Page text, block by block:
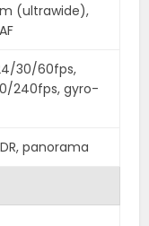
(ultrawide),
30/60fps,
240fps, gyro-
panorama